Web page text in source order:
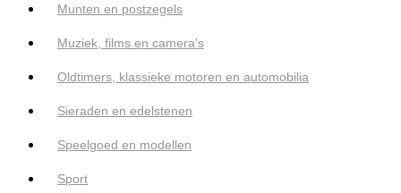
Munten en postzegels
Muziek, films en camera's
Oldtimers, klassieke motoren en automobilia
Sieraden en edelstenen
Speelgoed en modellen
Sport